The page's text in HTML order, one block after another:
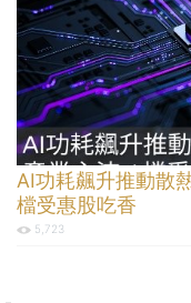
AI功耗飆升推動散
檔受惠股吃香
5,723